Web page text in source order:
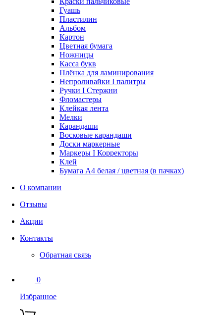
Гуашь
Пластилин
Альбом
Картон
Цветная бумага
Ножницы
Касса букв
Плёнка для ламинирования
Непроливайки I палитры
Ручки I Стержни
Фломастеры
Клейкая лента
Мелки
Карандаши
Восковые карандаши
Доски маркерные
Маркеры I Корректоры
Клей
Бумага А4 белая / цветная (в пачках)
О компании
Отзывы
Акции
Контакты
Обратная связь
0
Избранное